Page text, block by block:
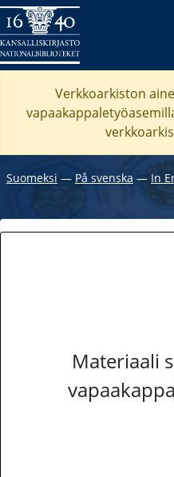
Verkkoarkiston
Suomeksi ― På svenska ― In
Materiaali